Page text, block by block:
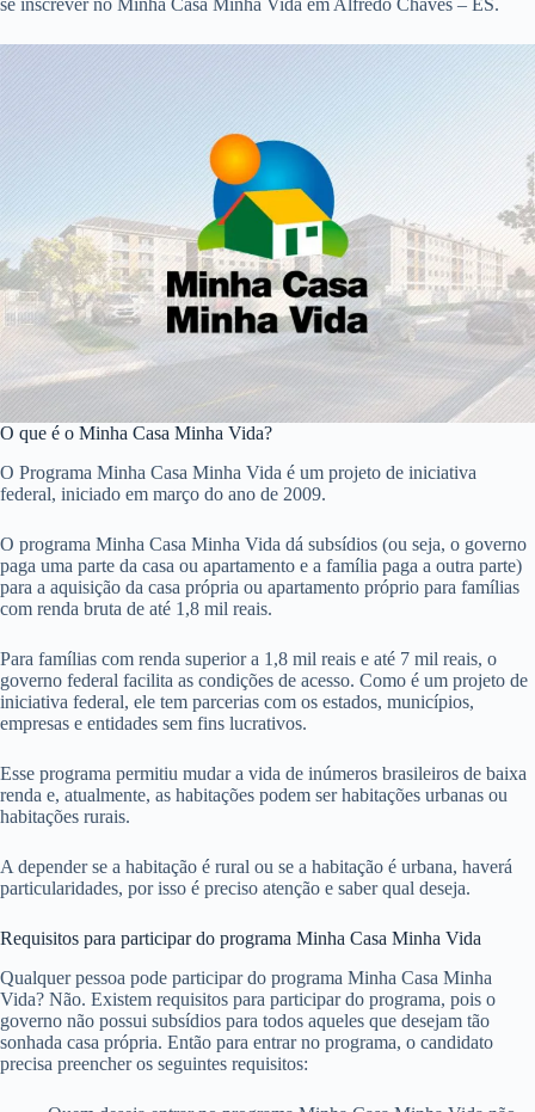
se inscrever no Minha Casa Minha Vida em Alfredo Chaves – ES.
O que é o Minha Casa Minha Vida?
O Programa Minha Casa Minha Vida é um projeto de iniciativa
federal, iniciado em março do ano de 2009.
O programa Minha Casa Minha Vida dá subsídios (ou seja, o governo
paga uma parte da casa ou apartamento e a família paga a outra parte)
para a aquisição da casa própria ou apartamento próprio para famílias
com renda bruta de até 1,8 mil reais.
Para famílias com renda superior a 1,8 mil reais e até 7 mil reais, o
governo federal facilita as condições de acesso. Como é um projeto de
iniciativa federal, ele tem parcerias com os estados, municípios,
empresas e entidades sem fins lucrativos.
Esse programa permitiu mudar a vida de inúmeros brasileiros de baixa
renda e, atualmente, as habitações podem ser habitações urbanas ou
habitações rurais.
A depender se a habitação é rural ou se a habitação é urbana, haverá
particularidades, por isso é preciso atenção e saber qual deseja.
Requisitos para participar do programa Minha Casa Minha Vida
Qualquer pessoa pode participar do programa Minha Casa Minha
Vida? Não. Existem requisitos para participar do programa, pois o
governo não possui subsídios para todos aqueles que desejam tão
sonhada casa própria. Então para entrar no programa, o candidato
precisa preencher os seguintes requisitos: